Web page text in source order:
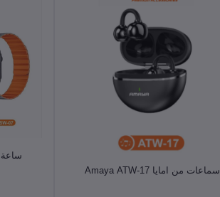
الإضافة إلى سلة التسوق
سماعات من امايا Amaya ATW-17